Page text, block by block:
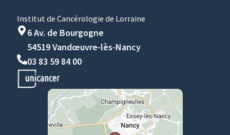
Institut de Cancérologie de Lorraine
6 Av. de Bourgogne
54519 Vandœuvre-lès-Nancy
03 83 59 84 00